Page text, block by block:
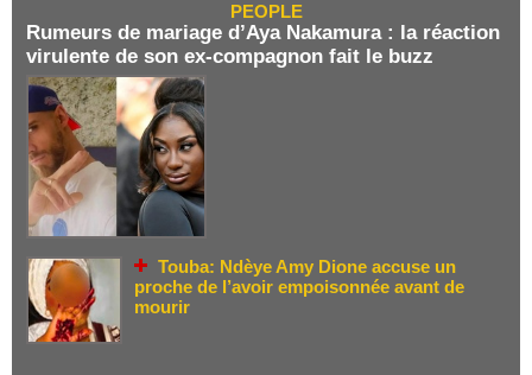
PEOPLE
Rumeurs de mariage d’Aya Nakamura : la réaction
virulente de son ex-compagnon fait le buzz
Touba: Ndèye Amy Dione accuse un
proche de l’avoir empoisonnée avant de
mourir